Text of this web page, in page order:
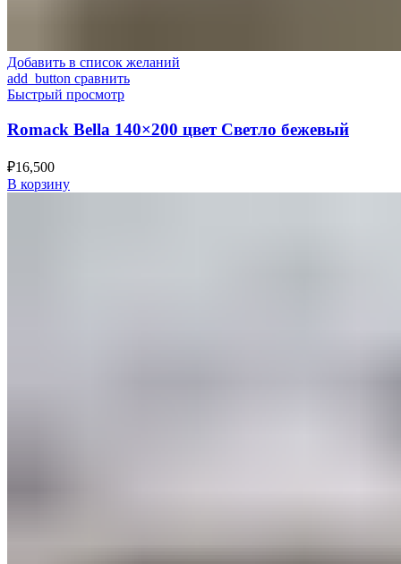
Добавить в список желаний
add_button сравнить
Быстрый просмотр
Romack Bella 140×200 цвет Светло бежевый
₽16,500
В корзину